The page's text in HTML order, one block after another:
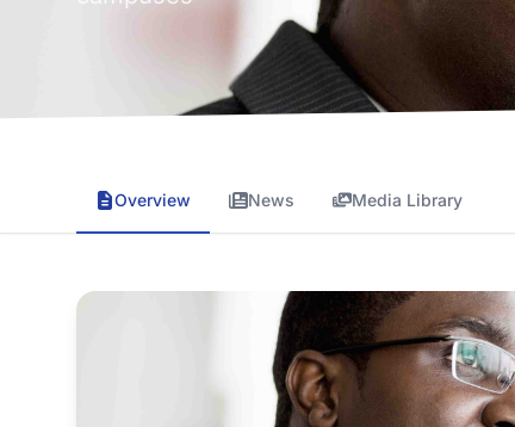
Overview News Media Library